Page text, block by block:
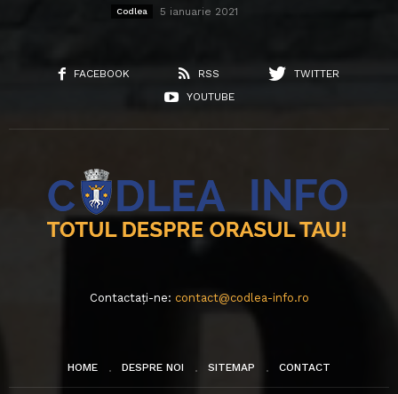
Codlea 5 ianuarie 2021
FACEBOOK RSS
TWITTER
YOUTUBE
Contactați-ne: contact@codlea-info.ro
HOME DESPRE NOI SITEMAP CONTACT